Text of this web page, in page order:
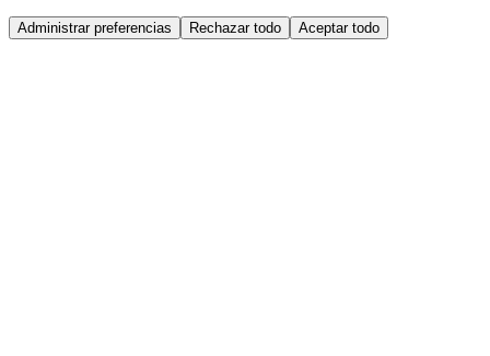
Administrar preferencias Rechazar todo Aceptar todo